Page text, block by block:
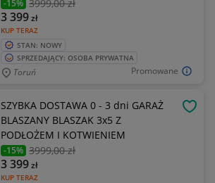
Promowane
-15% 3999,00 zł
KUP TERAZ
3 399zł
STAN: NOWY
SPRZEDAJĄCY: OSOBA PRYWATNA
Toruń
SZYBKA DOSTAWA 0 - 3 dni GARAŻ
BLASZANY BLASZAK 3x5 Z
PODŁOŻEM I KOTWIENIEM
-15% 3999,00 zł
KUP TERAZ
3 399zł